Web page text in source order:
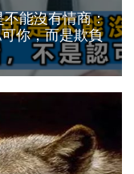
能沒有情商：
你，而是欺負